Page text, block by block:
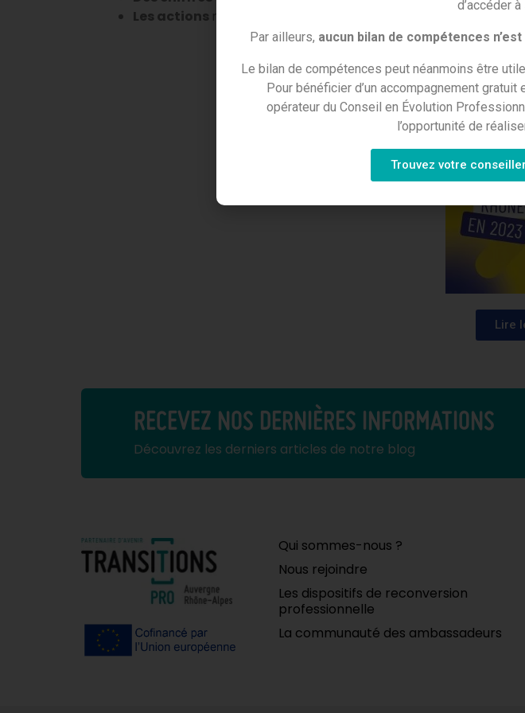
Les actions mises en place pour
Lire
RECEVEZ NOS DERNIÈRES INFORMATIONS
Découvrez les derniers articles de notre blog
Qui sommes-nous ?
Nous rejoindre
Les dispositifs de reconversion
professionnelle
La communauté des ambassadeurs
d’accéder
Par ailleurs, aucun bilan de compétences
Le bilan de compétences peut néanmoins être
Pour bénéficier d’un accompagnement
opérateur du Conseil en Évolution
l’opportunité de
Trouvez votre